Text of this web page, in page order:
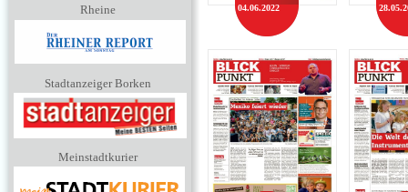
Rheine
Stadtanzeiger Borken
Meinstadtkurier
04.06.2022